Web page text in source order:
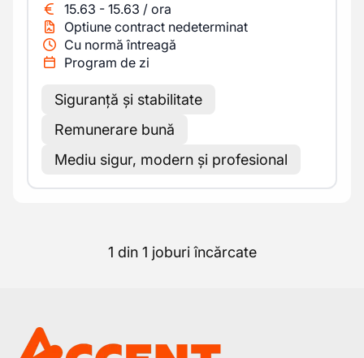
15.63 - 15.63 / ora
Optiune contract nedeterminat
Cu normă întreagă
Program de zi
Siguranță și stabilitate
Remunerare bună
Mediu sigur, modern și profesional
1 din 1 joburi încărcate